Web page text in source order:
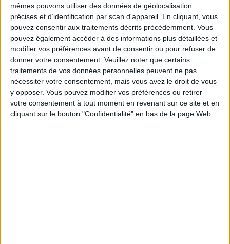
mêmes pouvons utiliser des données de géolocalisation
précises et d’identification par scan d'appareil. En cliquant, vous
pouvez consentir aux traitements décrits précédemment. Vous
pouvez également accéder à des informations plus détaillées et
modifier vos préférences avant de consentir ou pour refuser de
donner votre consentement. Veuillez noter que certains
traitements de vos données personnelles peuvent ne pas
nécessiter votre consentement, mais vous avez le droit de vous
y opposer. Vous pouvez modifier vos préférences ou retirer
votre consentement à tout moment en revenant sur ce site et en
cliquant sur le bouton "Confidentialité" en bas de la page Web.
Service-client & Motivation Voir tout
Les équipes du Service-client et de la
Communauté Savoir Maigrir vous aident
chaque semaine à vous rapprocher
sereinement de votre objectif minceur.